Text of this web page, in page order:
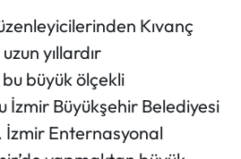
Kıvanç
yıllardır
büyük ölçekli
İzmir Büyükşehir Belediyesi
Enternasyonal